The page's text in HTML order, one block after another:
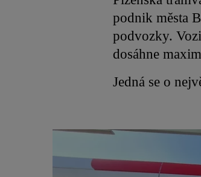
podnik města
podvozky.
dosáhne
Jedná se o